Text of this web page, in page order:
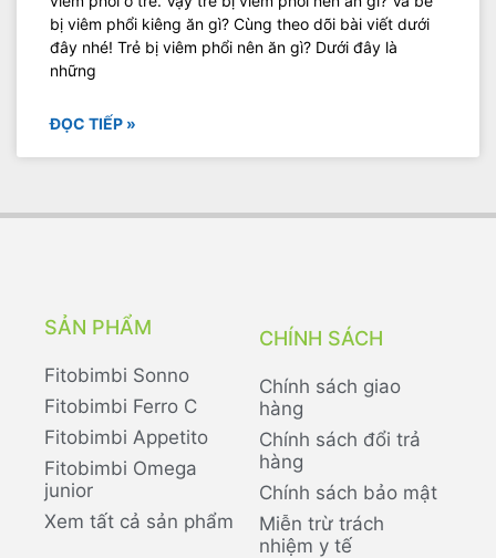
bị viêm phổi kiêng ăn gì? Cùng theo dõi bài viết dưới
đây nhé! Trẻ bị viêm phổi nên ăn gì? Dưới đây là
những
ĐỌC TIẾP »
SẢN PHẨM
Fitobimbi Sonno
Fitobimbi Ferro C
Fitobimbi Appetito
Fitobimbi Omega
junior
Xem tất cả sản phẩm
CHÍNH SÁCH
Chính sách giao
hàng
Chính sách đổi trả
hàng
Chính sách bảo mật
Miễn trừ trách
nhiệm y tế